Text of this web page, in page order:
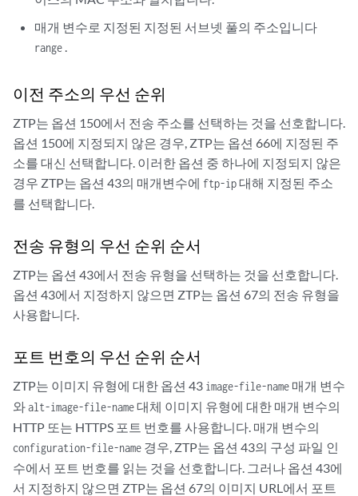
매개 변수로 지정된 지정된 서브넷 풀의 주소입니다
range .
이전 주소의 우선 순위
ZTP는 옵션 150에서 전송 주소를 선택하는 것을 선호합니다.
옵션 150에 지정되지 않은 경우, ZTP는 옵션 66에 지정된 주
소를 대신 선택합니다. 이러한 옵션 중 하나에 지정되지 않은
경우 ZTP는 옵션 43의 매개변수에 ftp-ip대해 지정된 주소
를 선택합니다.
전송 유형의 우선 순위 순서
ZTP는 옵션 43에서 전송 유형을 선택하는 것을 선호합니다.
옵션 43에서 지정하지 않으면 ZTP는 옵션 67의 전송 유형을
사용합니다.
포트 번호의 우선 순위 순서
ZTP는 이미지 유형에 대한 옵션 43 image-file-name 매개 변수
와alt-image-file-name대체 이미지 유형에 대한 매개 변수의
HTTP 또는 HTTPS 포트 번호를 사용합니다. 매개 변수의
configuration-file-name 경우, ZTP는 옵션 43의 구성 파일 인
수에서 포트 번호를 읽는 것을 선호합니다. 그러나 옵션 43에
서 지정하지 않으면 ZTP는 옵션 67의 이미지 URL에서 포트